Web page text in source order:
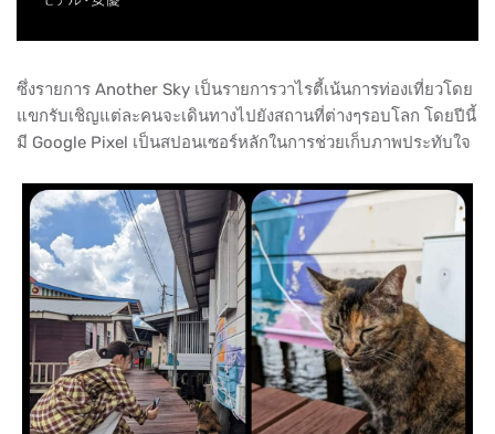
ซึ่งรายการ Another Sky เป็นรายการวาไรตี้เน้นการท่องเที่ยวโดย
แขกรับเชิญแต่ละคนจะเดินทางไปยังสถานที่ต่างๆรอบโลก โดยปีนี้
มี Google Pixel เป็นสปอนเซอร์หลักในการช่วยเก็บภาพประทับใจ